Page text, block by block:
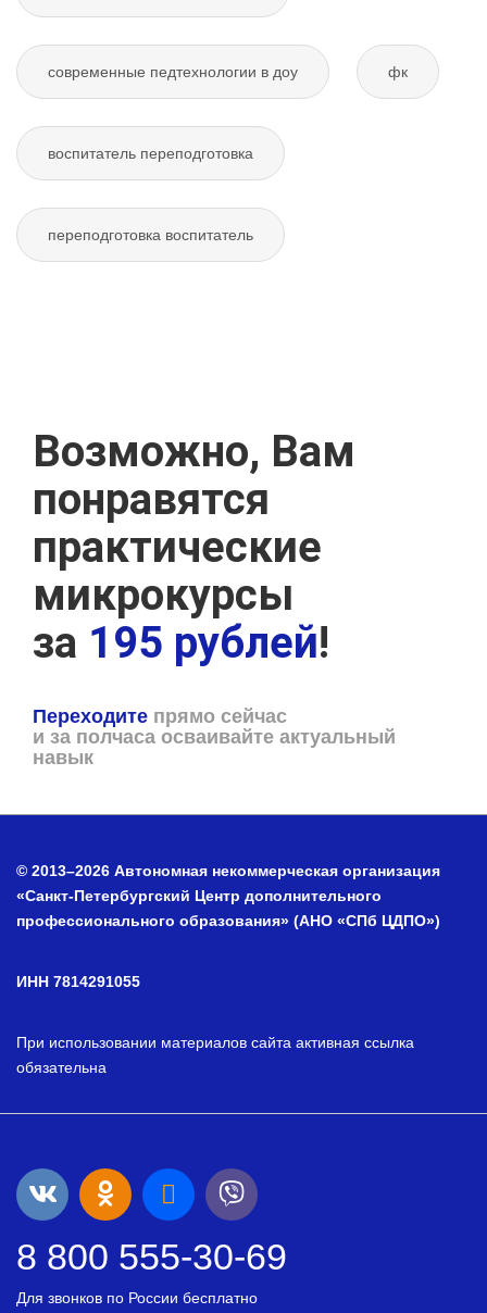
современные педтехнологии в доу фк
воспитатель переподготовка
переподготовка воспитатель
Возможно, Вам
понравятся
практические
микрокурсы
за 195 рублей!
Переходите прямо сейчас
и за полчаса осваивайте актуальный
навык
© 2013–2026 Автономная некоммерческая организация
«Санкт-Петербургский Центр дополнительного
профессионального образования» (АНО «СПб ЦДПО»)
ИНН 7814291055
При использовании материалов сайта активная ссылка
обязательна
8 800 555-30-69
Для звонков по России бесплатно